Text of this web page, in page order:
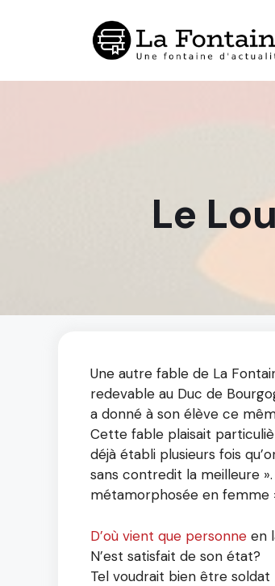
Le
Une autre fable de La
redevable au Duc de
a donné à son élève ce
Cette fable plaisait
déjà établi plusieurs fois
sans contredit la meilleure
métamorphosée en femme »
D’où vient que personne en
N’est satisfait de son état?
Tel voudrait bien être soldat